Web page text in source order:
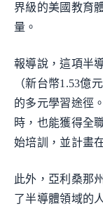
界級的美國教育
量。
報導說，這項半
（新台幣1.53億
的多元學習途徑
時，也能獲得全
始培訓，並計畫
此外，亞利桑那
了半導體領域的